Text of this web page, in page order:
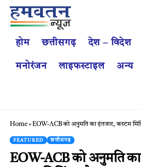
होम छत्तीसगढ़ देश – विदेश
मनोरंजन लाइफस्टाइल अन्य
Home» EOW-ACB को अनुमति का इंतजार, कस्टम मिलिंग और भारतमाला
FEATURED छत्तीसगढ़
EOW-ACB को अनुमति